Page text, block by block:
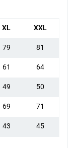
XL XXL
79 81
61 64
49 50
69 71
43 45